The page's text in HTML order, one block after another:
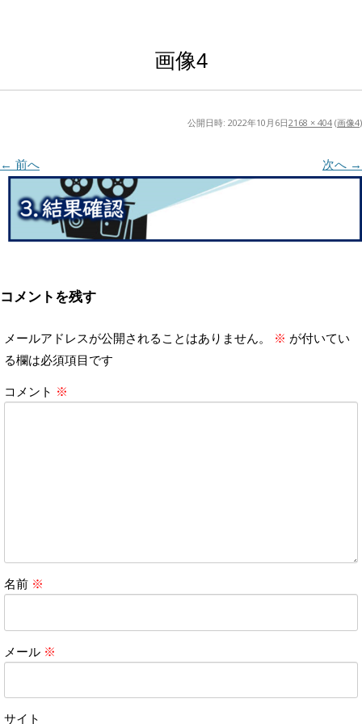
画像4
公開日時: 2022年10月6日2168 × 404 (画像4)
← 前へ 次へ →
コメントを残す
メールアドレスが公開されることはありません。 ※ が付いてい
る欄は必須項目です
コメント ※
名前 ※
メール ※
サイト